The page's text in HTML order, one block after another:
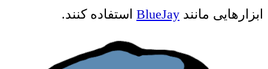
ابزارهایی مانند BlueJay استفاده کنند.